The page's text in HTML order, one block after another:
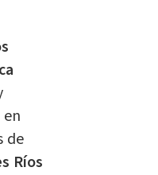
de
Ríos